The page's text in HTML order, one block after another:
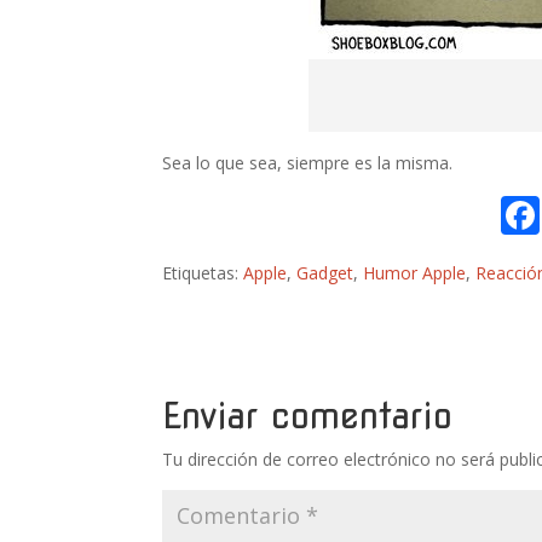
Sea lo que sea, siempre es la misma.
Etiquetas:Apple,Gadget, Humor Apple,
Enviar comentario
Tu dirección de correo electrónico no será